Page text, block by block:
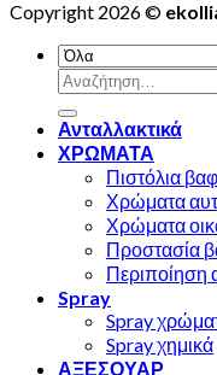
Copyright 2026 ©
Αναζήτηση
για:
Ανταλλακτικά
ΧΡΩΜΑΤΑ
Πιστόλια
Χρώματα
Χρώματα
Προστασία
Περιποίηση
Spray
Spray
Spray χημικά
ΑΞΕΣΟΥΑΡ